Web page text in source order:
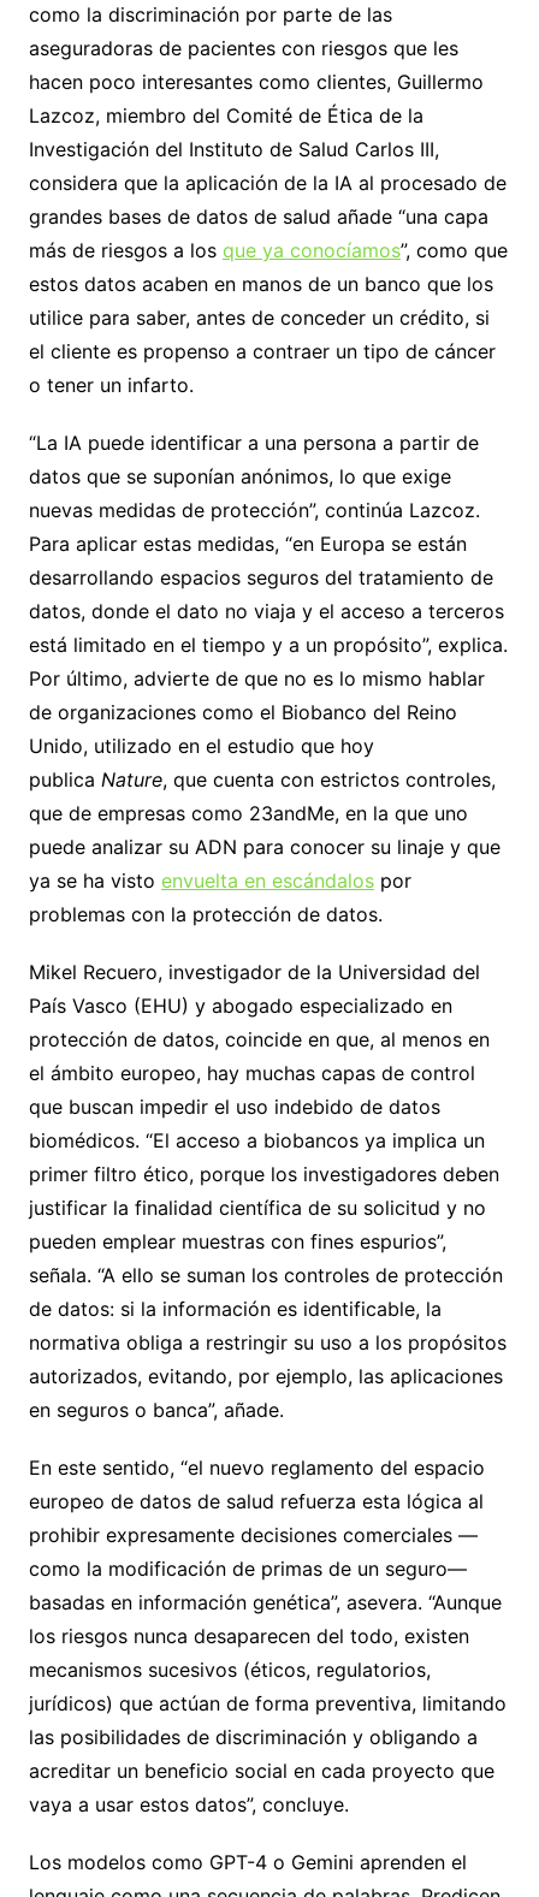
como la discriminación por parte de las
aseguradoras de pacientes con riesgos que les
hacen poco interesantes como clientes, Guillermo
Lazcoz, miembro del Comité de Ética de la
Investigación del Instituto de Salud Carlos III,
considera que la aplicación de la IA al procesado de
grandes bases de datos de salud añade “una capa
más de riesgos a los que ya conocíamos”, como que
estos datos acaben en manos de un banco que los
utilice para saber, antes de conceder un crédito, si
el cliente es propenso a contraer un tipo de cáncer
o tener un infarto.
“La IA puede identificar a una persona a partir de
datos que se suponían anónimos, lo que exige
nuevas medidas de protección”, continúa Lazcoz.
Para aplicar estas medidas, “en Europa se están
desarrollando espacios seguros del tratamiento de
datos, donde el dato no viaja y el acceso a terceros
está limitado en el tiempo y a un propósito”, explica.
Por último, advierte de que no es lo mismo hablar
de organizaciones como el Biobanco del Reino
Unido, utilizado en el estudio que hoy
publica Nature, que cuenta con estrictos controles,
que de empresas como 23andMe, en la que uno
puede analizar su ADN para conocer su linaje y que
ya se ha visto envuelta en escándalospor
problemas con la protección de datos.
Mikel Recuero, investigador de la Universidad del
País Vasco (EHU) y abogado especializado en
protección de datos, coincide en que, al menos en
el ámbito europeo, hay muchas capas de control
que buscan impedir el uso indebido de datos
biomédicos. “El acceso a biobancos ya implica un
primer filtro ético, porque los investigadores deben
justificar la finalidad científica de su solicitud y no
pueden emplear muestras con fines espurios”,
señala. “A ello se suman los controles de protección
de datos: si la información es identificable, la
normativa obliga a restringir su uso a los propósitos
autorizados, evitando, por ejemplo, las aplicaciones
en seguros o banca”, añade.
En este sentido, “el nuevo reglamento del espacio
europeo de datos de salud refuerza esta lógica al
prohibir expresamente decisiones comerciales —
como la modificación de primas de un seguro—
basadas en información genética”, asevera. “Aunque
los riesgos nunca desaparecen del todo, existen
mecanismos sucesivos (éticos, regulatorios,
jurídicos) que actúan de forma preventiva, limitando
las posibilidades de discriminación y obligando a
acreditar un beneficio social en cada proyecto que
vaya a usar estos datos”, concluye.
Los modelos como GPT-4 o Gemini aprenden el